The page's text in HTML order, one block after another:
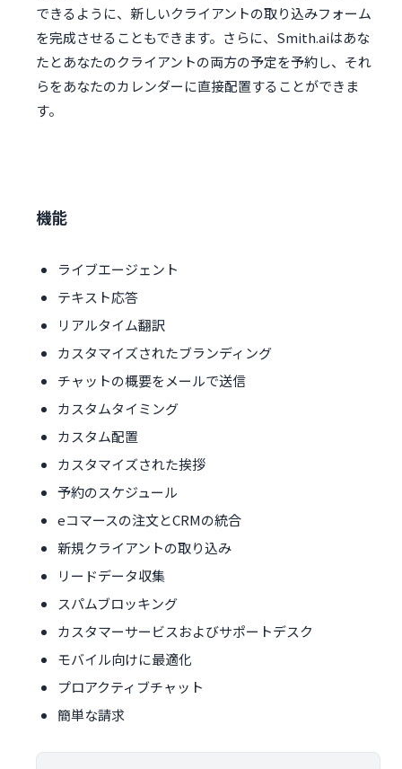
できるように、新しいクライアントの取り込みフォーム
を完成させることもできます。さらに、Smith.aiはあな
たとあなたのクライアントの両方の予定を予約し、それ
らをあなたのカレンダーに直接配置することができま
す。
機能
ライブエージェント
テキスト応答
リアルタイム翻訳
カスタマイズされたブランディング
チャットの概要をメールで送信
カスタムタイミング
カスタム配置
カスタマイズされた挨拶
予約のスケジュール
eコマースの注文とCRMの統合
新規クライアントの取り込み
リードデータ収集
スパムブロッキング
カスタマーサービスおよびサポートデスク
モバイル向けに最適化
プロアクティブチャット
簡単な請求